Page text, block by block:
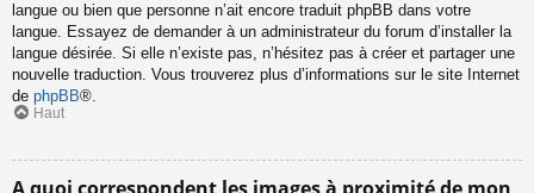
langue ou bien que personne n’ait encore traduit phpBB dans votre
langue. Essayez de demander à un administrateur du forum d’installer la
langue désirée. Si elle n’existe pas, n’hésitez pas à créer et partager une
nouvelle traduction. Vous trouverez plus d’informations sur le site Internet
de phpBB®.
Haut